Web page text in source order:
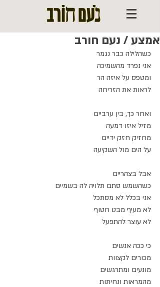
אמצע / נעם חורב
כשהלילה כבר נגמר
אני נפרד מהשמיכה
ומטפס על איזה הר
לראות את הזריחה
ואחר כך, בין ערביים
מזיל איזו דמעה
מחזיק חזק ידיים
על הים מול השקיעה
אבל בצהריים
כשהשמש סתם תלויה לה בשמיים
אני בכלל לא מסתכל
לא מעיף מבט חטוף
לא עוצר להתפעל
כי ככה אנשים
מכורים לקצוות
מונעים ומתרגשים
מהמראות ונחיתות